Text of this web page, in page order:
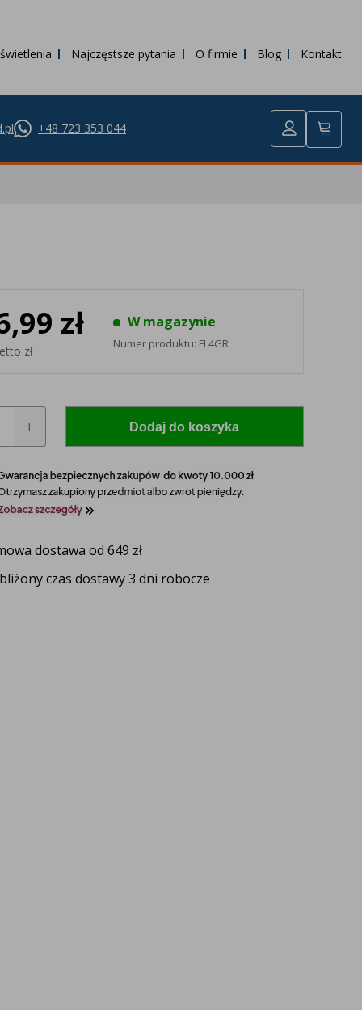
Najczęstsze pytania O firmie Blog Kontakt
+48 723 353 044
model i rocznik swojego ciągnika, a nasz
zł
zł
W magazynie
Numer produktu: FL4GR
Dodaj do koszyka
dostawa od 649 zł
czas dostawy 3 dni robocze